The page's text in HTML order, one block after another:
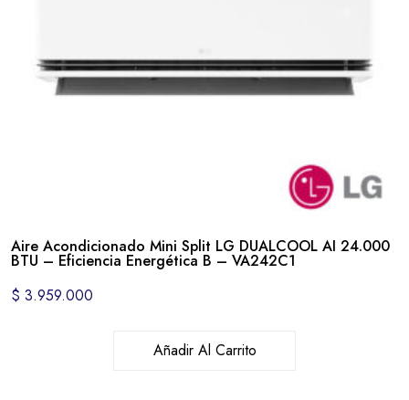
Aire Acondicionado Mini Split LG DUALCOOL AI 24.000
BTU – Eficiencia Energética B – VA242C1
$ 3.959.000
Añadir Al Carrito